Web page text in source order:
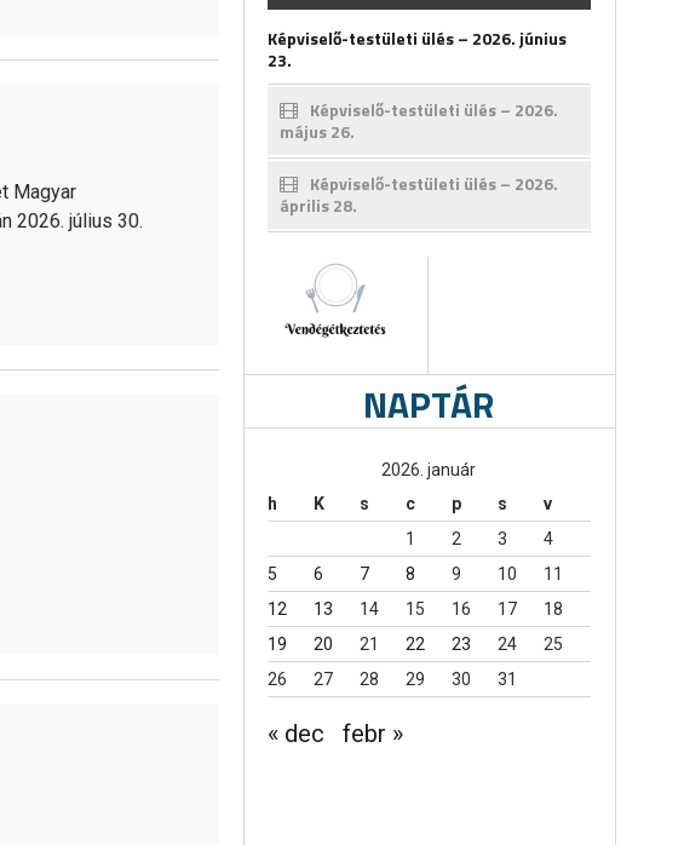
Magyar
2026. július 30.
Képviselő-testületi ülés – 2026. június
23.
Képviselő-testületi ülés – 2026.
május 26.
Képviselő-testületi ülés – 2026.
április 28.
NAPTÁR
2026. január
h
K s c p s
v
1
2 3
4
5
6 7 8 9 10
11
12
13 14 15 16 17
18
19
20 21 22 23 24
25
26
27 28 29 30 31
« dec febr »